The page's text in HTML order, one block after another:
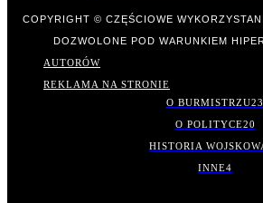
COPYRIGHT © CZĘŚCIOWE
DOZWOLONE POD WARUNKIEM
AUTORÓW
REKLAMA NA STRONIE
O BURMISTRZU23
O POLITYCE20
HISTORIA
INNE4